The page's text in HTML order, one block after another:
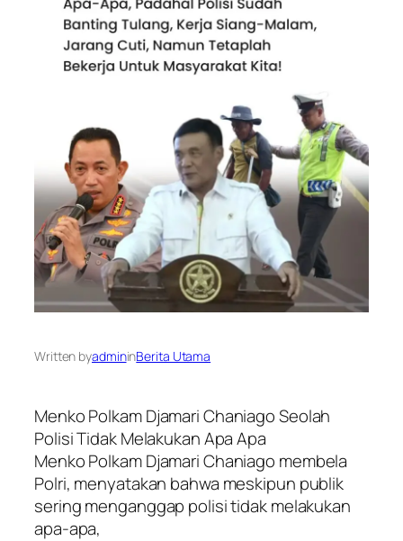
Written byadmininBerita Utama
Menko Polkam Djamari Chaniago Seolah
Polisi Tidak Melakukan Apa Apa
Menko Polkam Djamari Chaniago membela
Polri, menyatakan bahwa meskipun publik
sering menganggap polisi tidak melakukan
apa-apa,